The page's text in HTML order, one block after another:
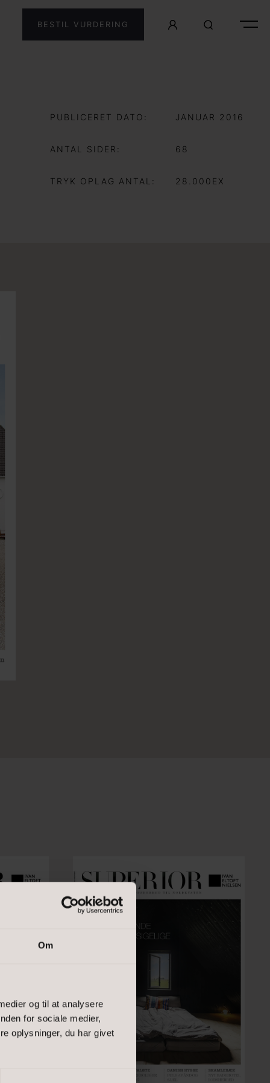
Om
og til at analysere
for sociale medier,
oplysninger, du har givet
BESTIL VURDERING
PUBLICERET DATO: JANUAR 2016
ANTAL SIDER: 68
TRYK OPLAG ANTAL: 28.000EX